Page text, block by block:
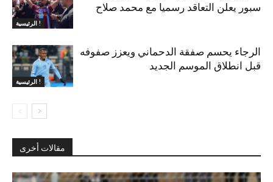
الرئيسية !
سبور يعلن التعاقد رسميا مع محمد صلاح
الرئيسية !
الرجاء يحسم صفقة الدحماني ويعزز صفوفه
قبل انطلاق الموسم الجديد
مقالات أخرى